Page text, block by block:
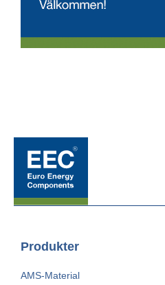
Produkter
AMS-Material